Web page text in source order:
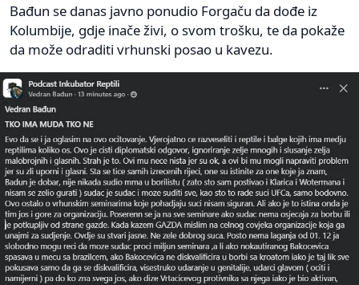
Bađun se danas javno ponudio Forgaču da dođe iz
Kolumbije, gdje inače živi, o svom trošku, te da pokaže
da može odraditi vrhunski posao u kavezu.